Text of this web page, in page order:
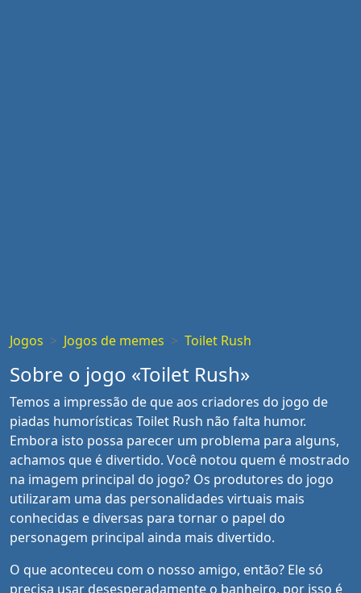
Jogos Jogos de memes Toilet Rush
Sobre o jogo «Toilet Rush»
Temos a impressão de que aos criadores do jogo de
piadas humorísticas Toilet Rush não falta humor.
Embora isto possa parecer um problema para alguns,
achamos que é divertido. Você notou quem é mostrado
na imagem principal do jogo? Os produtores do jogo
utilizaram uma das personalidades virtuais mais
conhecidas e diversas para tornar o papel do
personagem principal ainda mais divertido.
O que aconteceu com o nosso amigo, então? Ele só
precisa usar desesperadamente o banheiro, por isso é